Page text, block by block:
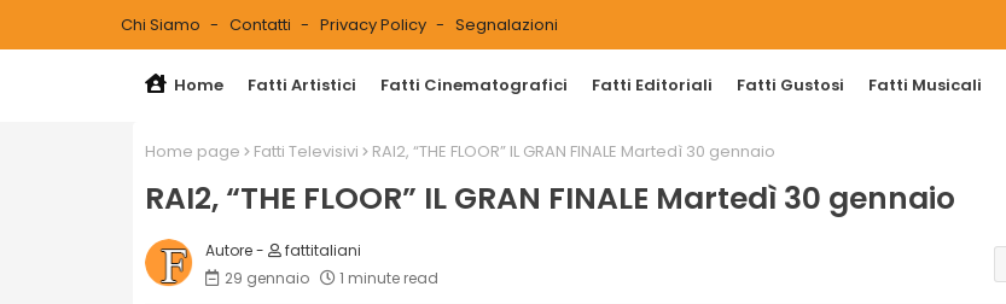
Chi Siamo Contatti Privacy Policy Segnalazioni
Home Fatti Artistici Fatti Cinematografici Fatti Editoriali Fatti Gustosi Fatti Musicali
Home page Fatti Televisivi RAI2, “THE FLOOR” IL GRAN FINALE Martedì 30 gennaio
RAI2, “THE FLOOR” IL GRAN FINALE Martedì 30 gennaio
fattitaliani
29 gennaio
1 minute read